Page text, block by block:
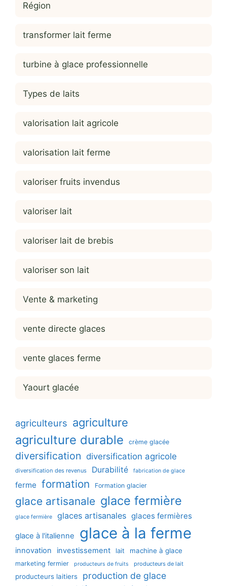
Région
transformer lait ferme
turbine à glace professionnelle
Types de laits
valorisation lait agricole
valorisation lait ferme
valoriser fruits invendus
valoriser lait
valoriser lait de brebis
valoriser son lait
Vente & marketing
vente directe glaces
vente glaces ferme
Yaourt glacée
agriculteurs agriculture
agriculture durable crème glacée
diversification diversification agricole
diversification des revenus Durabilité fabrication de glace
ferme formation Formation glacier
glace artisanale glace fermière
glace fermière glaces artisanales glaces fermières
glace à l'italienne glace à la ferme
innovation investissement lait machine à glace
marketing fermier producteurs de fruits producteurs de lait
producteurs laitiers production de glace